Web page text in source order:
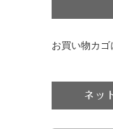
お買い物カゴ
ネッ